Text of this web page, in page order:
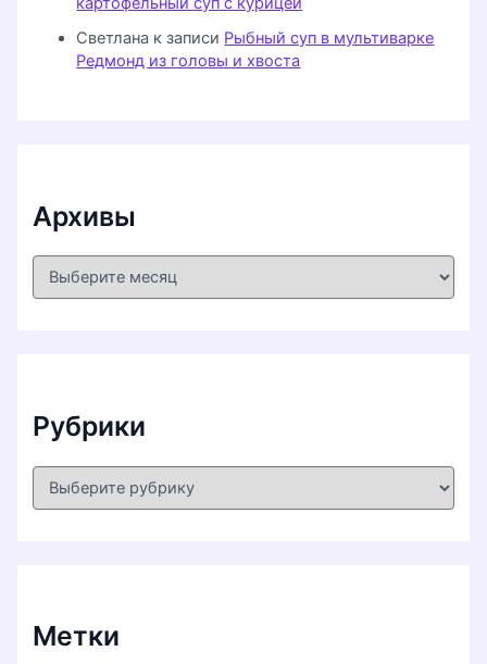
Светлана к записи Рыбный суп в мультиварке
Редмонд из головы и хвоста
Архивы
А
Рубрики
Р
Метки